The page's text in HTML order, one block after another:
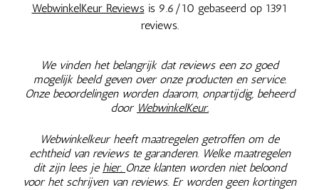
WebwinkelKeur Reviewsis 9.6/10 gebaseerd op 1391
reviews.
We vinden het belangrijk dat reviews een zo goed
mogelijk beeld geven over onze producten en service.
Onze beoordelingen worden daarom, onpartijdig, beheerd
door WebwinkelKeur.
Webwinkelkeur heeft maatregelen getroffen om de
echtheid van reviews te garanderen. Welke maatregelen
dit zijn lees je hier. Onze klanten worden niet beloond
voor het schrijven van reviews. Er worden geen kortingen